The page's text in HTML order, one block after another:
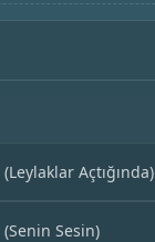
(Leylaklar Açtığında)
(Senin Sesin)